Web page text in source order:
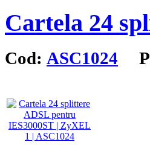
Cartela 24
Cod: ASC1024